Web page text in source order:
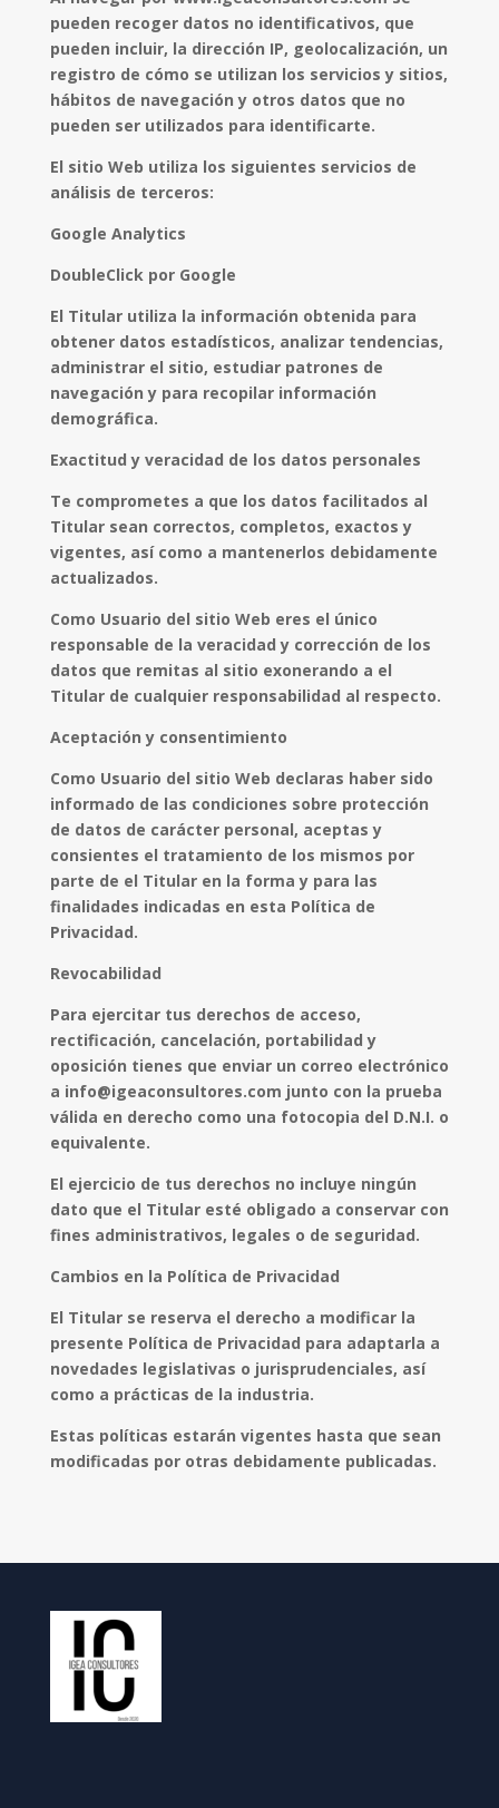
pueden recoger datos no identificativos, que
pueden incluir, la dirección IP, geolocalización, un
registro de cómo se utilizan los servicios y sitios,
hábitos de navegación y otros datos que no
pueden ser utilizados para identificarte.
El sitio Web utiliza los siguientes servicios de
análisis de terceros:
Google Analytics
DoubleClick por Google
El Titular utiliza la información obtenida para
obtener datos estadísticos, analizar tendencias,
administrar el sitio, estudiar patrones de
navegación y para recopilar información
demográfica.
Exactitud y veracidad de los datos personales
Te comprometes a que los datos facilitados al
Titular sean correctos, completos, exactos y
vigentes, así como a mantenerlos debidamente
actualizados.
Como Usuario del sitio Web eres el único
responsable de la veracidad y corrección de los
datos que remitas al sitio exonerando a el
Titular de cualquier responsabilidad al respecto.
Aceptación y consentimiento
Como Usuario del sitio Web declaras haber sido
informado de las condiciones sobre protección
de datos de carácter personal, aceptas y
consientes el tratamiento de los mismos por
parte de el Titular en la forma y para las
finalidades indicadas en esta Política de
Privacidad.
Revocabilidad
Para ejercitar tus derechos de acceso,
rectificación, cancelación, portabilidad y
oposición tienes que enviar un correo electrónico
a info@igeaconsultores.com junto con la prueba
válida en derecho como una fotocopia del D.N.I. o
equivalente.
El ejercicio de tus derechos no incluye ningún
dato que el Titular esté obligado a conservar con
fines administrativos, legales o de seguridad.
Cambios en la Política de Privacidad
El Titular se reserva el derecho a modificar la
presente Política de Privacidad para adaptarla a
novedades legislativas o jurisprudenciales, así
como a prácticas de la industria.
Estas políticas estarán vigentes hasta que sean
modificadas por otras debidamente publicadas.